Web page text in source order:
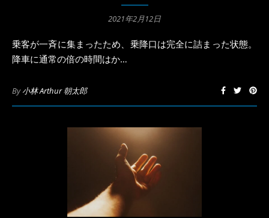
2021年2月12日
乗客が一斉に集まったため、乗降口は完全に詰まった状態。
降車に通常の倍の時間はか…
By小林 Arthur 朝太郎